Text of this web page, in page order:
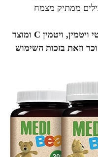
ממתיק מצמח
סדרת מדיבר החדשה כוללת: מולטי ויטמין, ויטמין C ומוצר
30% פחות סוכר וזאת בזכות השימוש